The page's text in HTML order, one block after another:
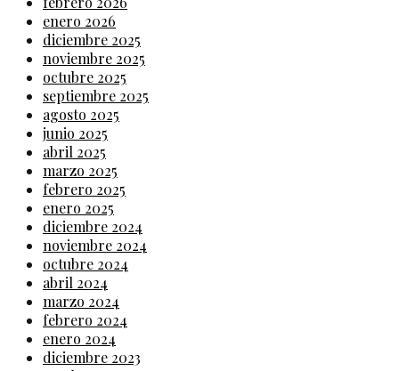
enero 2026
diciembre 2025
noviembre 2025
octubre 2025
septiembre 2025
agosto 2025
junio 2025
abril 2025
marzo 2025
febrero 2025
enero 2025
diciembre 2024
noviembre 2024
octubre 2024
abril 2024
marzo 2024
febrero 2024
enero 2024
diciembre 2023